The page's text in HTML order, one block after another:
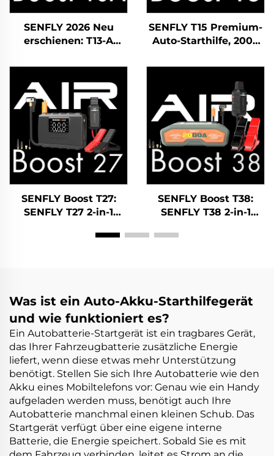
SENFLY 2026 Neu
erschienen: T13-A
12 V, tragbarer
Batteriestarter für
Ottomotoren bis zu
4,0 l Hubraum.
SENFLY T15 Premium-
Auto-Starthilfe, 2000
Batteriestarter für
Ottomotoren und
Dieselmotoren bis zu
10,0 l Hubraum.
SENFLY Boost T27:
SENFLY T27 2-in-1
Luftkompressor, 800
3,0 L Diesel), 150 PSI
Reifenfüller mit
großem Display
SENFLY Boost T38:
SENFLY T38 2-in-1
Luftkompressor, 1600
6,0 L Diesel), 150 PSI
Reifenfüller mit
automatischer
Abschaltung
Was ist ein Auto-Akku-Starthilfegerät
und wie funktioniert es?
Ein Autobatterie-Startgerät ist ein tragbares Gerät,
das Ihrer Fahrzeugbatterie zusätzliche Energie
liefert, wenn diese etwas mehr Unterstützung
benötigt. Stellen Sie sich Ihre Autobatterie wie den
Akku eines Mobiltelefons vor: Genau wie ein Handy
aufgeladen werden muss, benötigt auch Ihre
Autobatterie manchmal einen kleinen Schub. Das
Startgerät verfügt über eine eigene interne
Batterie, die Energie speichert. Sobald Sie es mit